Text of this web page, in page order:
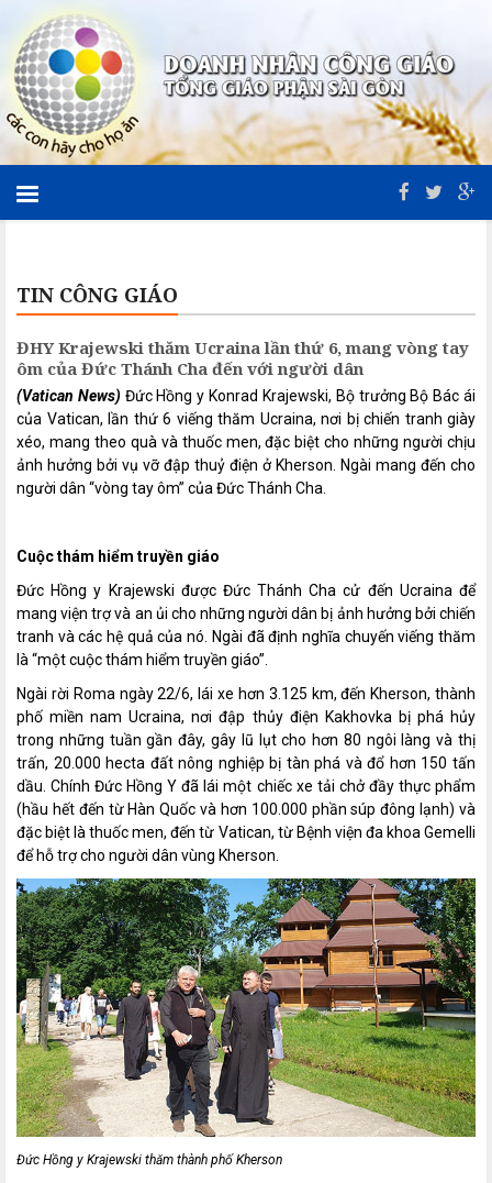
TIN CÔNG GIÁO
ĐHY Krajewski thăm Ucraina lần thứ 6, mang vòng tay
ôm của Đức Thánh Cha đến với người dân
(Vatican News) Đức Hồng y Konrad Krajewski, Bộ trưởng Bộ Bác ái
của Vatican, lần thứ 6 viếng thăm Ucraina, nơi bị chiến tranh giày
xéo, mang theo quà và thuốc men, đặc biệt cho những người chịu
ảnh hưởng bởi vụ vỡ đập thuỷ điện ở Kherson. Ngài mang đến cho
người dân “vòng tay ôm” của Đức Thánh Cha.
Cuộc thám hiểm truyền giáo
Đức Hồng y Krajewski được Đức Thánh Cha cử đến Ucraina để
mang viện trợ và an ủi cho những người dân bị ảnh hưởng bởi chiến
tranh và các hệ quả của nó. Ngài đã định nghĩa chuyến viếng thăm
là “một cuộc thám hiểm truyền giáo”.
Ngài rời Roma ngày 22/6, lái xe hơn 3.125 km, đến Kherson, thành
phố miền nam Ucraina, nơi đập thủy điện Kakhovka bị phá hủy
trong những tuần gần đây, gây lũ lụt cho hơn 80 ngôi làng và thị
trấn, 20.000 hecta đất nông nghiệp bị tàn phá và đổ hơn 150 tấn
dầu. Chính Đức Hồng Y đã lái một chiếc xe tải chở đầy thực phẩm
(hầu hết đến từ Hàn Quốc và hơn 100.000 phần súp đông lạnh) và
đặc biệt là thuốc men, đến từ Vatican, từ Bệnh viện đa khoa Gemelli
để hỗ trợ cho người dân vùng Kherson.
Đức Hồng y Krajewski thăm thành phố Kherson